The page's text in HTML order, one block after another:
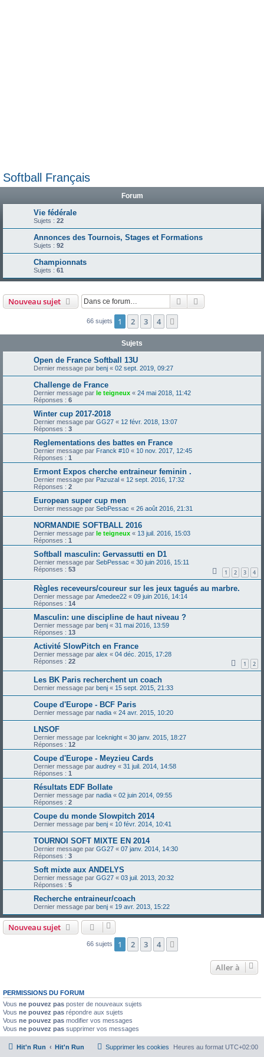
Softball Français
Forum
Vie fédérale
Sujets : 22
Annonces des Tournois, Stages et Formations
Sujets : 92
Championnats
Sujets : 61
Nouveau sujet Rechercher
66 sujets 1 2 3 4
Sujets
Open de France Softball 13U
Dernier message par benj « 02 sept. 2019, 09:27
Challenge de France
Dernier message par le teigneux « 24 mai 2018, 11:42
Réponses : 6
Winter cup 2017-2018
Dernier message par GG27 « 12 févr. 2018, 13:07
Réponses : 3
Reglementations des battes en France
Dernier message par Franck #10 « 10 nov. 2017, 12:45
Réponses : 1
Ermont Expos cherche entraineur feminin .
Dernier message par Pazuzal « 12 sept. 2016, 17:32
Réponses : 2
European super cup men
Dernier message par SebPessac « 26 août 2016, 21:31
NORMANDIE SOFTBALL 2016
Dernier message par le teigneux « 13 juil. 2016, 15:03
Réponses : 1
Softball masculin: Gervassutti en D1
Dernier message par SebPessac « 30 juin 2016, 15:11
Réponses : 53 1 2 3 4
Règles receveurs/coureur sur les jeux tagués au marbre.
Dernier message par Amedee22 « 09 juin 2016, 14:14
Réponses : 14
Masculin: une discipline de haut niveau ?
Dernier message par benj « 31 mai 2016, 13:59
Réponses : 13
Activité SlowPitch en France
Dernier message par alex « 04 déc. 2015, 17:28
Réponses : 22 1 2
Les BK Paris recherchent un coach
Dernier message par benj « 15 sept. 2015, 21:33
Coupe d'Europe - BCF Paris
Dernier message par nadia « 24 avr. 2015, 10:20
LNSOF
Dernier message par Iceknight « 30 janv. 2015, 18:27
Réponses : 12
Coupe d'Europe - Meyzieu Cards
Dernier message par audrey « 31 juil. 2014, 14:58
Réponses : 1
Résultats EDF Bollate
Dernier message par nadia « 02 juin 2014, 09:55
Réponses : 2
Coupe du monde Slowpitch 2014
Dernier message par benj « 10 févr. 2014, 10:41
TOURNOI SOFT MIXTE EN 2014
Dernier message par GG27 « 07 janv. 2014, 14:30
Réponses : 3
Soft mixte aux ANDELYS
Dernier message par GG27 « 03 juil. 2013, 20:32
Réponses : 5
Recherche entraineur/coach
Dernier message par benj « 19 avr. 2013, 15:22
Nouveau sujet
66 sujets 1 2 3 4
Aller à
PERMISSIONS DU FORUM
Vous ne pouvez pas poster de nouveaux sujets
Vous ne pouvez pas répondre aux sujets
Vous ne pouvez pas modifier vos messages
Vous ne pouvez pas supprimer vos messages
Hit'n Run Hit'n Run Heures au format UTC+02:00
Supprimer les cookies